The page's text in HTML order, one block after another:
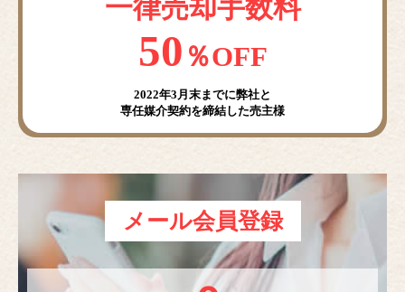
一律売却手数料
50 ％OFF
2022年3月末までに弊社と
専任媒介契約を締結した売主様
メール会員登録